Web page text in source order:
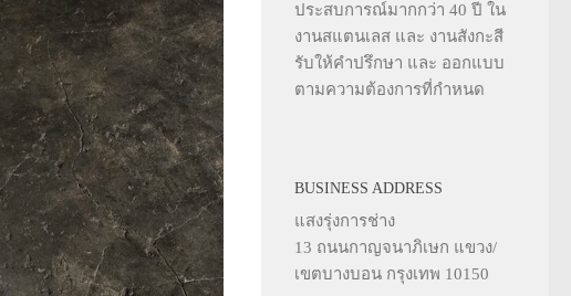
ประสบการณ์มากกว่า 40 ปี ใน
งานสแตนเลส และ งานสังกะสี
รับให้คำปรึกษา และ ออกแบบ
ตามความต้องการที่กำหนด
BUSINESS ADDRESS
แสงรุ่งการช่าง
13 ถนนกาญจนาภิเษก แขวง/
เขตบางบอน กรุงเทพ 10150